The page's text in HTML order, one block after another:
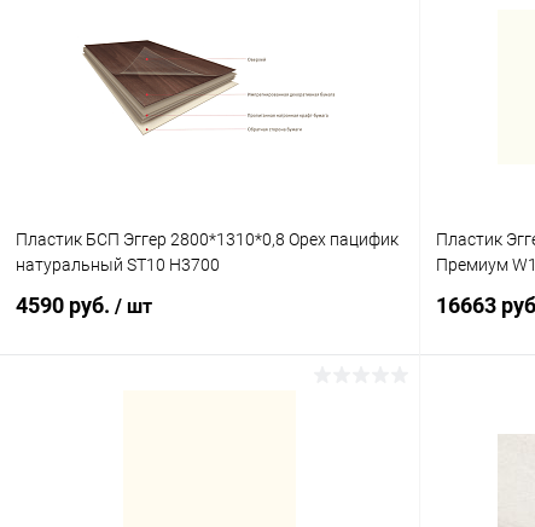
Купить в 1 клик
В избранное
Пластик БСП Эггер 2800*1310*0,8 Орех пацифик
натуральный ST10 H3700
4590 руб. / шт
Пластик
Премиум
16663